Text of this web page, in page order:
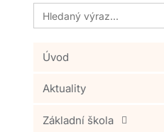
Search
for:
Úvod
Aktuality
Základní škola